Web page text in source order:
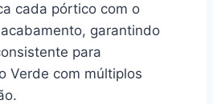
cada pórtico com o
garantindo
para
Verde com múltiplos